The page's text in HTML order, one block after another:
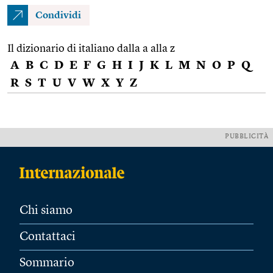
Condividi
Il dizionario di italiano dalla a alla z
A B C D E F G H I J K L M N O P Q
R S T U V W X Y Z
PUBBLICITÀ
Chi siamo
Contattaci
Sommario